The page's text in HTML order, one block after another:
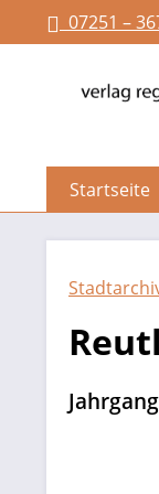
Zur
07251 –
Startseite